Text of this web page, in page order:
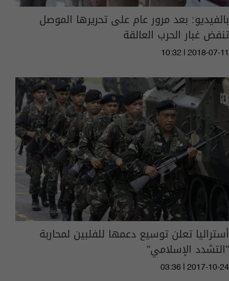
بالفيديو: بعد مرور عام على تحريرها الموصل
تنفض غبار الحرب العالقة
10:32 | 2018-07-11
أستراليا تعلن توسيع دعمها للفلبين لمحاربة
"التشدد الإسلامي"
03:36 | 2017-10-24